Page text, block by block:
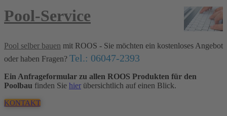
Pool-Service
Pool selber bauen mit ROOS - Sie möchten ein kostenloses Angebot
oder haben Fragen? Tel.: 06047-2393
Ein Anfrageformular zu allen ROOS Produkten für den
Poolbau finden Sie hier übersichtlich auf einen Blick.
KONTAKT